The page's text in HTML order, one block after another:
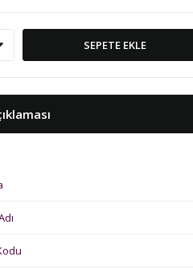
SEPETE EKLE